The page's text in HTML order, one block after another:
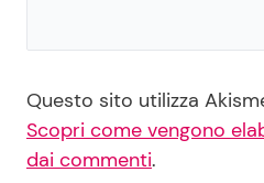
Questo sito utilizza
Scopri come vengono
dai commenti.